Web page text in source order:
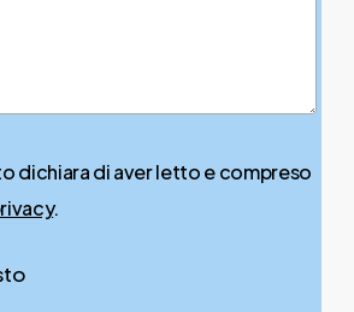
dichiara di aver letto e compreso
.